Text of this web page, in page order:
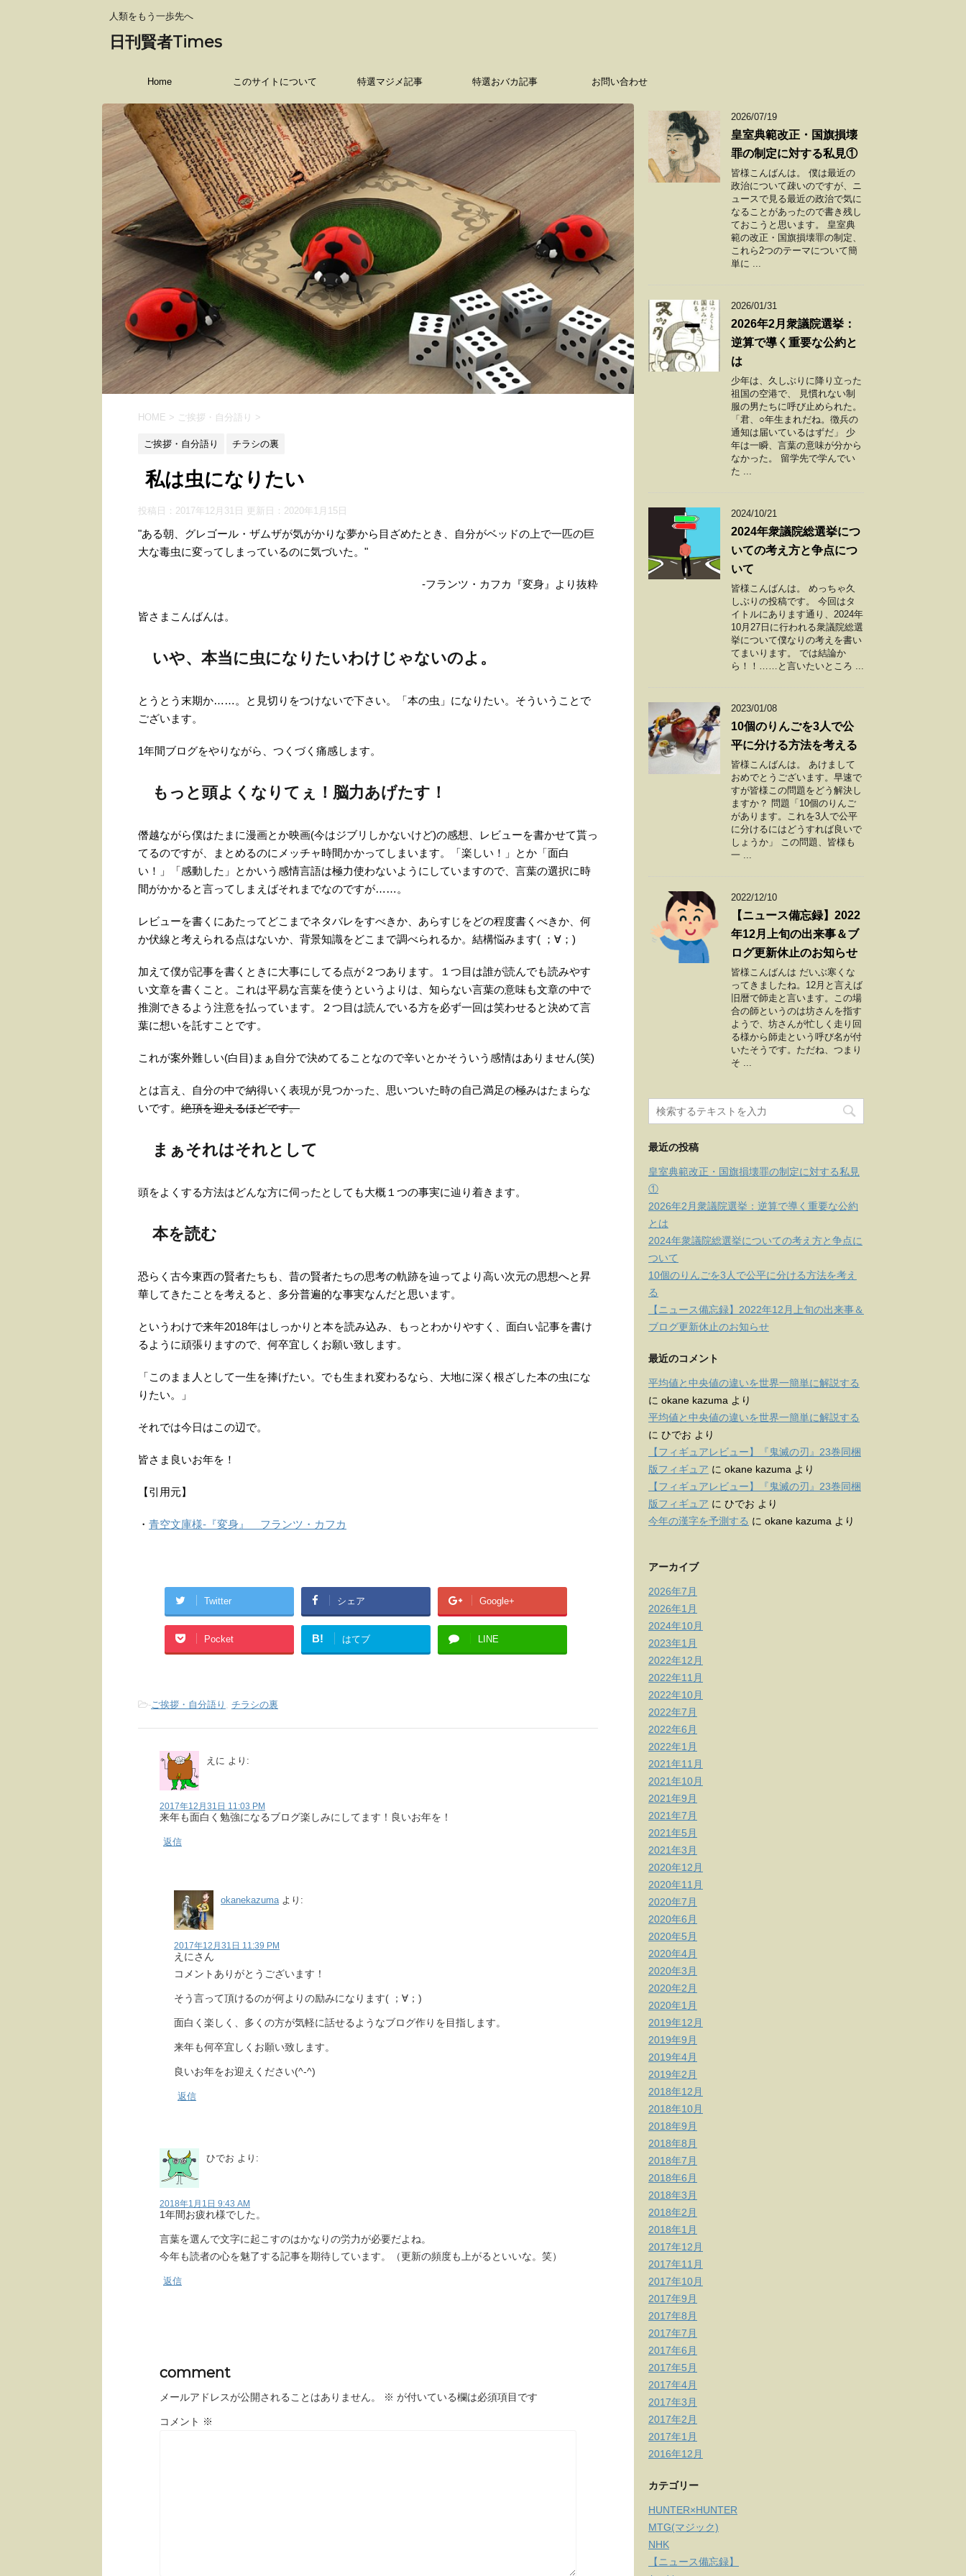
人類をもう一歩先へ
日刊賢者Times
Home このサイトについて 特選マジメ記事 特選おバカ記事 お問い合わせ
HOME > ご挨拶・自分語り >
ご挨拶・自分語り チラシの裏
私は虫になりたい
投稿日：2017年12月31日 更新日： 2020年1月15日
"ある朝、グレゴール・ザムザが気がかりな夢から目ざめたとき、自分がベッドの上で一匹の巨
大な毒虫に変ってしまっているのに気づいた。"
-フランツ・カフカ『変身』より抜粋
皆さまこんばんは。
いや、本当に虫になりたいわけじゃないのよ。
とうとう末期か……。と見切りをつけないで下さい。「本の虫」になりたい。そういうことで
ございます。
1年間ブログをやりながら、つくづく痛感します。
もっと頭よくなりてぇ！脳力あげたす！
僭越ながら僕はたまに漫画とか映画(今はジブリしかないけど)の感想、レビューを書かせて貰っ
てるのですが、まとめるのにメッチャ時間かかってしまいます。「楽しい！」とか「面白
い！」「感動した」とかいう感情言語は極力使わないようにしていますので、言葉の選択に時
間がかかると言ってしまえばそれまでなのですが……。
レビューを書くにあたってどこまでネタバレをすべきか、あらすじをどの程度書くべきか、何
か伏線と考えられる点はないか、背景知識をどこまで調べられるか。結構悩みます( ；∀；)
加えて僕が記事を書くときに大事にしてる点が２つあります。１つ目は誰が読んでも読みやす
い文章を書くこと。これは平易な言葉を使うというよりは、知らない言葉の意味も文章の中で
推測できるよう注意を払っています。２つ目は読んでいる方を必ず一回は笑わせると決めて言
葉に想いを託すことです。
これが案外難しい(白目)まぁ自分で決めてることなので辛いとかそういう感情はありません(笑)
とは言え、自分の中で納得いく表現が見つかった、思いついた時の自己満足の極みはたまらな
いです。 絶頂を迎えるほどです。
まぁそれはそれとして
頭をよくする方法はどんな方に伺ったとしても大概１つの事実に辿り着きます。
本を読む
恐らく古今東西の賢者たちも、昔の賢者たちの思考の軌跡を辿ってより高い次元の思想へと昇
華してきたことを考えると、多分普遍的な事実なんだと思います。
というわけで来年2018年はしっかりと本を読み込み、もっとわかりやすく、面白い記事を書け
るように頑張りますので、何卒宜しくお願い致します。
「このまま人として一生を捧げたい。でも生まれ変わるなら、大地に深く根ざした本の虫にな
りたい。」
それでは今日はこの辺で。
皆さま良いお年を！
【引用元】
・ 青空文庫様-『変身』 フランツ・カフカ
Twitter シェア Google+
Pocket B! はてブ LINE
- ご挨拶・自分語り チラシの裏
えに より:
2017年12月31日 11:03 PM
来年も面白く勉強になるブログ楽しみにしてます！良いお年を！
返信
okanekazuma より:
2017年12月31日 11:39 PM
えにさん
コメントありがとうございます！
そう言って頂けるのが何よりの励みになります( ；∀；)
面白く楽しく、多くの方が気軽に話せるようなブログ作りを目指します。
来年も何卒宜しくお願い致します。
良いお年をお迎えください(^-^)
返信
ひでお より:
2018年1月1日 9:43 AM
1年間お疲れ様でした。
言葉を選んで文字に起こすのはかなりの労力が必要だよね。
今年も読者の心を魅了する記事を期待しています。（更新の頻度も上がるといいな。笑）
返信
comment
メールアドレスが公開されることはありません。 ※ が付いている欄は必須項目です
コメント ※
2026/07/19
皇室典範改正・国旗損壊
罪の制定に対する私見①
皆様こんばんは。 僕は最近の
政治について疎いのですが、ニ
ュースで見る最近の政治で気に
なることがあったので書き残し
ておこうと思います。 皇室典
範の改正・国旗損壊罪の制定、
これら2つのテーマについて簡
単に ...
2026/01/31
2026年2月衆議院選挙：
逆算で導く重要な公約と
は
少年は、久しぶりに降り立った
祖国の空港で、 見慣れない制
服の男たちに呼び止められた。
「君、○年生まれだね。徴兵の
通知は届いているはずだ」 少
年は一瞬、言葉の意味が分から
なかった。 留学先で学んでい
た ...
2024/10/21
2024年衆議院総選挙につ
いての考え方と争点につ
いて
皆様こんばんは。 めっちゃ久
しぶりの投稿です。 今回はタ
イトルにあります通り、2024年
10月27日に行われる衆議院総選
挙について僕なりの考えを書い
てまいります。 では結論か
ら！！……と言いたいところ ...
2023/01/08
10個のりんごを3人で公
平に分ける方法を考える
皆様こんばんは。 あけまして
おめでとうございます。早速で
すが皆様この問題をどう解決し
ますか？ 問題「10個のりんご
があります。これを3人で公平
に分けるにはどうすれば良いで
しょうか」 この問題、皆様も
一 ...
2022/12/10
【ニュース備忘録】2022
年12月上旬の出来事＆ブ
ログ更新休止のお知らせ
皆様こんばんは だいぶ寒くな
ってきましたね。12月と言えば
旧暦で師走と言います。この場
合の師というのは坊さんを指す
ようで、坊さんが忙しく走り回
る様から師走という呼び名が付
いたそうです。ただね、つまり
そ ...
最近の投稿
皇室典範改正・国旗損壊罪の制定に対する私見
①
2026年2月衆議院選挙：逆算で導く重要な公約
とは
2024年衆議院総選挙についての考え方と争点に
ついて
10個のりんごを3人で公平に分ける方法を考え
る
【ニュース備忘録】2022年12月上旬の出来事＆
ブログ更新休止のお知らせ
最近のコメント
平均値と中央値の違いを世界一簡単に解説する
に okane kazuma より
平均値と中央値の違いを世界一簡単に解説する
に ひでお より
【フィギュアレビュー】『鬼滅の刃』23巻同梱
版フィギュア に okane kazuma より
【フィギュアレビュー】『鬼滅の刃』23巻同梱
版フィギュア に ひでお より
今年の漢字を予測する に okane kazuma より
アーカイブ
2026年7月
2026年1月
2024年10月
2023年1月
2022年12月
2022年11月
2022年10月
2022年7月
2022年6月
2022年1月
2021年11月
2021年10月
2021年9月
2021年7月
2021年5月
2021年3月
2020年12月
2020年11月
2020年7月
2020年6月
2020年5月
2020年4月
2020年3月
2020年2月
2020年1月
2019年12月
2019年9月
2019年4月
2019年2月
2018年12月
2018年10月
2018年9月
2018年8月
2018年7月
2018年6月
2018年3月
2018年2月
2018年1月
2017年12月
2017年11月
2017年10月
2017年9月
2017年8月
2017年7月
2017年6月
2017年5月
2017年4月
2017年3月
2017年2月
2017年1月
2016年12月
カテゴリー
HUNTER×HUNTER
MTG(マジック)
NHK
【ニュース備忘録】